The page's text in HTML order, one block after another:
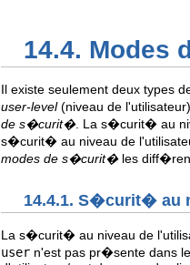
14.4. Modes
Il existe seulement deux
user-level(niveau de
de s�curit�. La s�curit� au
s�curit� au niveau de
modes de s�curit�les
14.4.1. S�curit� au
La s�curit� au niveau de
user n'est pas pr�sente dans